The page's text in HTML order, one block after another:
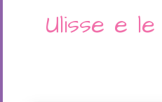
Ulisse e